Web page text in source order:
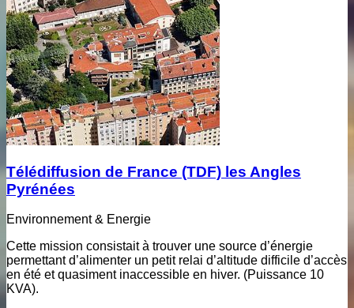
Télédiffusion de France (TDF) les Angles
Pyrénées
Environnement & Energie
Cette mission consistait à trouver une source d’énergie
permettant d’alimenter un petit relai d’altitude difficile d’accès
en été et quasiment inaccessible en hiver. (Puissance 10
KVA).